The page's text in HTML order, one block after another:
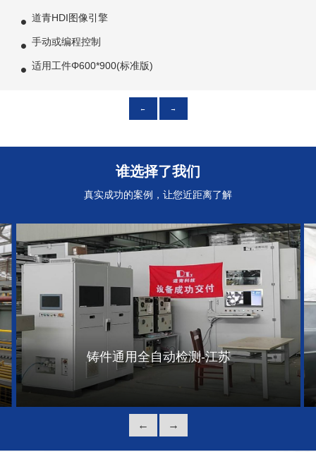
100%批量检测
检测间隙：2秒
B级(进阶)图像质量
节拍34秒/件
提高车轮良品率
道青HDI图像引擎
全自动7*24h
AI缺陷自动识别
含托盘库在内的自动上下料
道青HDI图像引擎
手动或编程控制
适用工件Φ600*900(标准版)
配置六轴机构
检测过程与上下料时间重叠复用
与小铸件兼容
编程控制半自动成像
符合GB47013、ASME V
AI焊缝缺陷自动识别(可选)
最大尺寸2500*1500*mm
双机械臂+双载物台机构
检测过程与上下料时间重叠复用
无间断批量检测
兼容钢瓶10L - 120L
编程控制自动成像
兼容钢瓶20L - 120L
编程控制半自动成像
符合GB47013、ASME V
兼容钢瓶20L-120L或其它工件
编程控制半自动成像
符合GB47013、ASME V
编程控制半自动成像
符合GB47013、ASME V
AI焊缝缺陷自动识别(可选)
编程控制半自动成像
符合GB47013、ASME V
AI焊缝缺陷自动识别(可选)
编程控制或手动成像
适合工件最大1200*400mm
射线源的规格可选
← →
动(手 铸件通用全自
动检测
铸件通用半自
动(手动)检测
铸件通
谁选择了我们
真实成功的案例，让您近距离了解
铸件通用全自动检测-江苏
← →